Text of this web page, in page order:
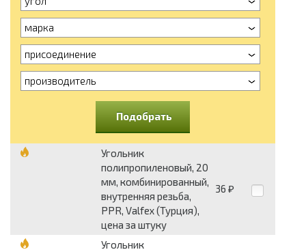
марка
присоединение
производитель
Подобрать
Угольник
полипропиленовый, 20
мм, комбинированный,
внутренняя резьба,
PPR, Valfex (Турция),
цена за штуку
36 ₽
Угольник